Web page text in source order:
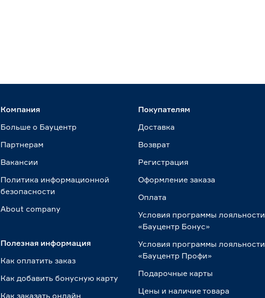
Компания
Больше о Бауцентр
Партнерам
Вакансии
Политика информационной
безопасности
About сompany
Полезная информация
Как оплатить заказ
Как добавить бонусную карту
Как заказать онлайн
Покупателям
Доставка
Возврат
Регистрация
Оформление заказа
Оплата
Условия программы лояльности
«Бауцентр Бонус»
Условия программы лояльности
«Бауцентр Профи»
Подарочные карты
Цены и наличие товара